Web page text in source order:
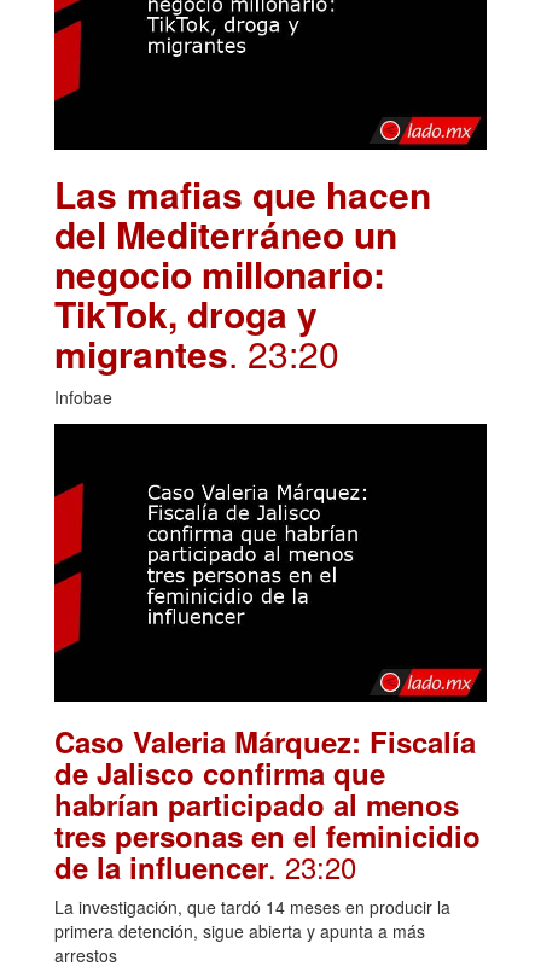
Las mafias que hacen
del Mediterráneo un
negocio millonario:
TikTok, droga y
migrantes. 23:20
Infobae
Caso Valeria Márquez: Fiscalía
de Jalisco confirma que
habrían participado al menos
tres personas en el feminicidio
de la influencer. 23:20
La investigación, que tardó 14 meses en producir la
primera detención, sigue abierta y apunta a más
arrestos